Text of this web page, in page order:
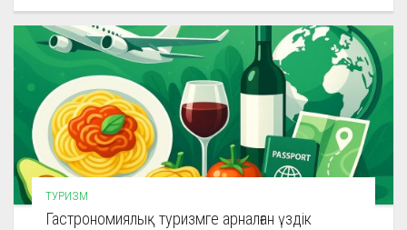
ТУРИЗМ
Гастрономиялық туризмге арналған үздік